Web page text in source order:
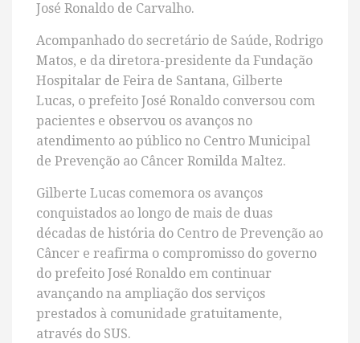
José Ronaldo de Carvalho.
Acompanhado do secretário de Saúde, Rodrigo
Matos, e da diretora-presidente da Fundação
Hospitalar de Feira de Santana, Gilberte
Lucas, o prefeito José Ronaldo conversou com
pacientes e observou os avanços no
atendimento ao público no Centro Municipal
de Prevenção ao Câncer Romilda Maltez.
Gilberte Lucas comemora os avanços
conquistados ao longo de mais de duas
décadas de história do Centro de Prevenção ao
Câncer e reafirma o compromisso do governo
do prefeito José Ronaldo em continuar
avançando na ampliação dos serviços
prestados à comunidade gratuitamente,
através do SUS.